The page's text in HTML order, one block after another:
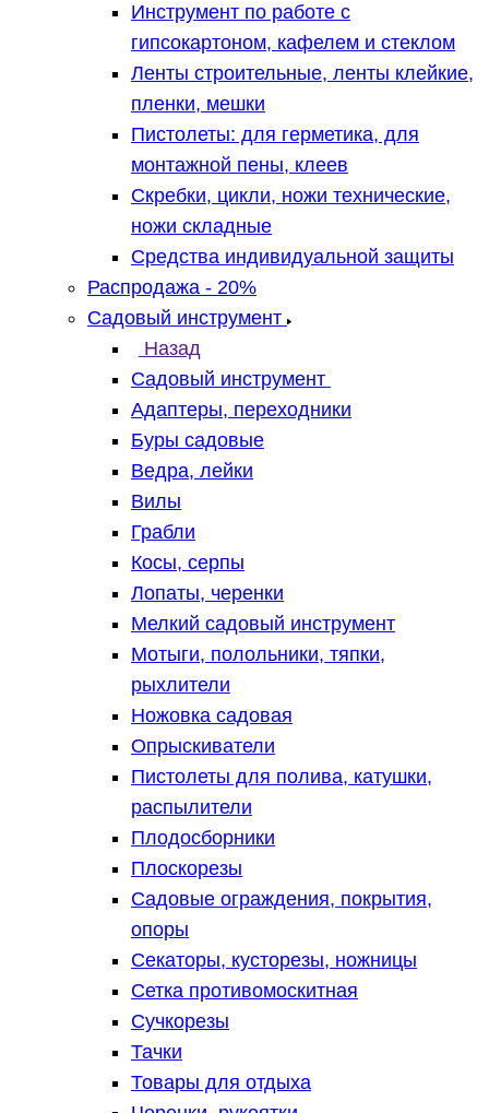
Инструмент по работе с
гипсокартоном, кафелем и стеклом
Ленты строительные, ленты клейкие,
пленки, мешки
Пистолеты: для герметика, для
монтажной пены, клеев
Скребки, цикли, ножи технические,
ножи складные
Средства индивидуальной защиты
Распродажа - 20%
Садовый инструмент
Назад
Садовый инструмент
Адаптеры, переходники
Буры садовые
Ведра, лейки
Вилы
Грабли
Косы, серпы
Лопаты, черенки
Мелкий садовый инструмент
Мотыги, полольники, тяпки,
рыхлители
Ножовка садовая
Опрыскиватели
Пистолеты для полива, катушки,
распылители
Плодосборники
Плоскорезы
Садовые ограждения, покрытия,
опоры
Секаторы, кусторезы, ножницы
Сетка противомоскитная
Сучкорезы
Тачки
Товары для отдыха